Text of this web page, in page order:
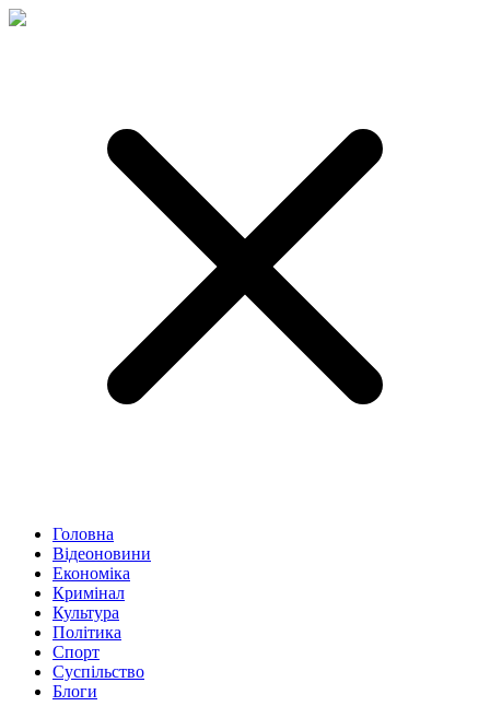
Головна
Відеоновини
Економіка
Кримінал
Культура
Політика
Спорт
Суспільство
Блоги